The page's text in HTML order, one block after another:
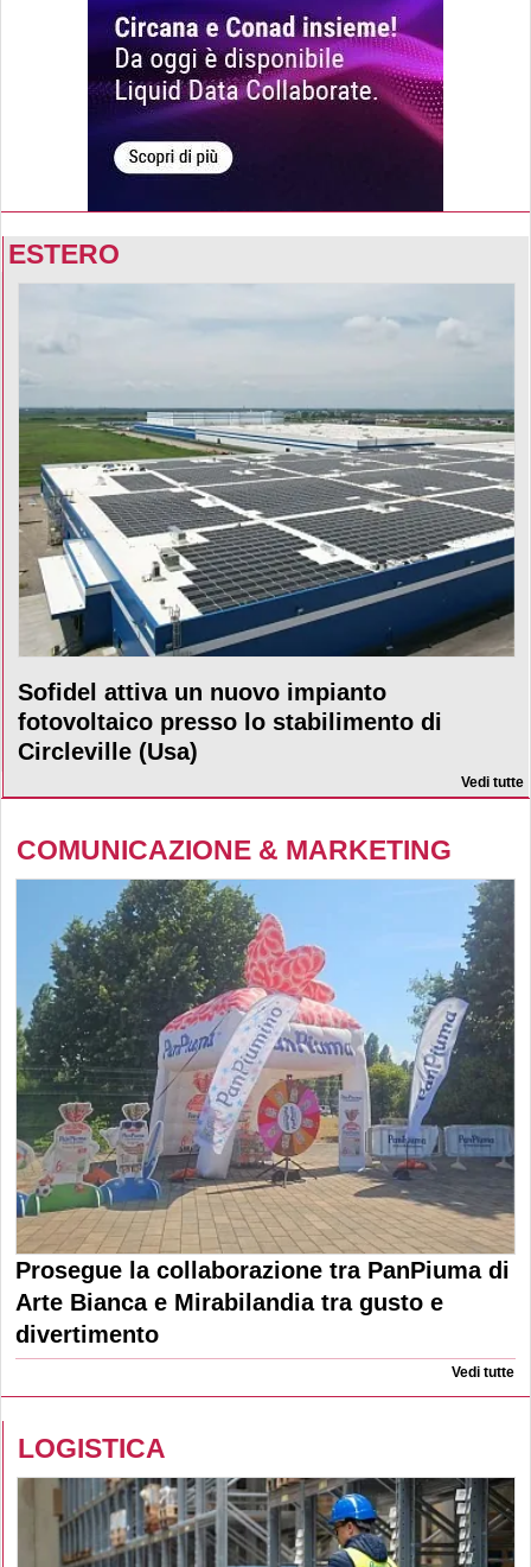
ESTERO
Sofidel attiva un nuovo impianto
fotovoltaico presso lo stabilimento di
Circleville (Usa)
Vedi tutte
COMUNICAZIONE & MARKETING
Prosegue la collaborazione tra PanPiuma di
Arte Bianca e Mirabilandia tra gusto e
divertimento
Vedi tutte
LOGISTICA